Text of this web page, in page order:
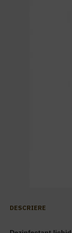
DESCRIERE